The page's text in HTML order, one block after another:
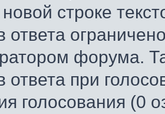
строке
ответа
форума.
ответа при
голосования (0